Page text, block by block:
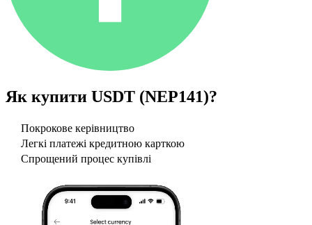
Як купити USDT (NEP141)?
Покрокове керівництво
Легкі платежі кредитною карткою
Спрощений процес купівлі